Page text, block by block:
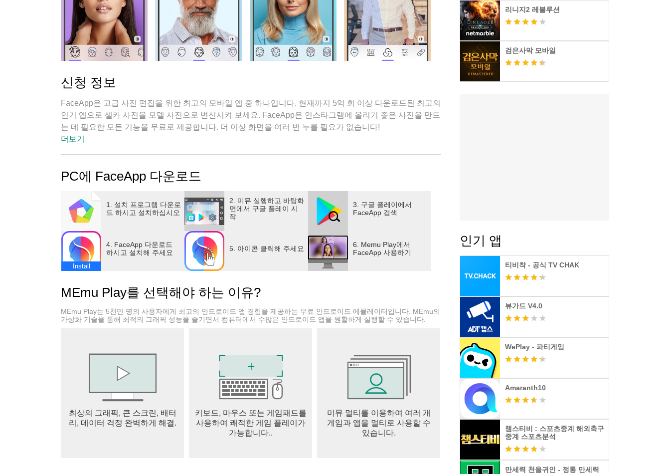
신청 정보
FaceApp은 고급 사진 편집을 위한 최고의 모바일 앱 중 하나입니다. 현재까지 5억 회 이상 다운로드된 최고의
인기 앱으로 셀카 사진을 모델 사진으로 변신시켜 보세요. FaceApp은 인스타그램에 올리기 좋은 사진을 만드
는 데 필요한 모든 기능을 무료로 제공합니다. 더 이상 화면을 여러 번 누를 필요가 없습니다!
사진 편집기
• "인상" 필터로 완벽한 셀카 사진 만들기
더보기
PC에 FaceApp 다운로드
1. 설치 프로그램 다운로
드 하시고 설치하십시오
2. 미뮤 실행하고 바탕화
면에서 구글 플레이 시
작
3. 구글 플레이에서
FaceApp 검색
Install
4. FaceApp 다운로드
하시고 설치해 주세요
5. 아이콘 클릭해 주세요
6. Memu Play에서
FaceApp 사용하기
MEmu Play를 선택해야 하는 이유?
MEmu Play는 5천만 명의 사용자에게 최고의 안드로이드 앱 경험을 제공하는 무료 안드로이드 에뮬레이터입니다. MEmu의
가상화 기술을 통해 최적의 그래픽 성능을 즐기면서 컴퓨터에서 수많은 안드로이드 앱을 원활하게 실행할 수 있습니다.
최상의 그래픽, 큰 스크린, 배터
리, 데이터 걱정 완벽하게 해결.
키보드, 마우스 또는 게임패드를
사용하여 쾌적한 게임 플레이가
가능합니다..
미뮤 멀티를 이용하여 여러 개
게임과 앱을 멀티로 사용할 수
있습니다.
리니지2 레볼루션
검은사막 모바일
인기 앱
티비착 - 공식 TV CHAK
뷰가드 V4.0
WePlay - 파티게임
Amaranth10
챔스티비 : 스포츠중계 해외축구
중계 스포츠분석
만세력 천을귀인 - 정통 만세력